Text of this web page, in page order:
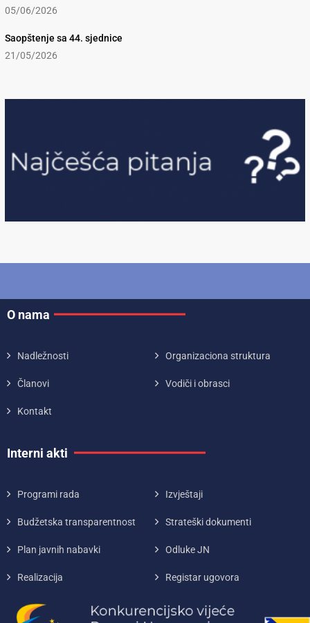
05/06/2026
Saopštenje sa 44. sjednice
21/05/2026
O nama
Nadležnosti Organizaciona struktura
Članovi Vodiči i obrasci
Kontakt
Interni akti
Programi rada Izvještaji
Budžetska transparentnost Strateški dokumenti
Plan javnih nabavki Odluke JN
Realizacija Registar ugovora